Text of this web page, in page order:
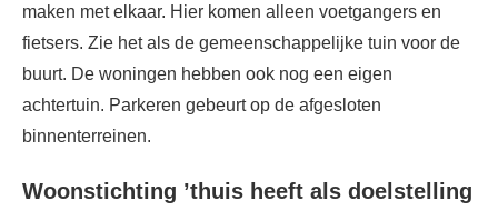
maken met elkaar. Hier komen alleen voetgangers en
fietsers. Zie het als de gemeenschappelijke tuin voor de
buurt. De woningen hebben ook nog een eigen
achtertuin. Parkeren gebeurt op de afgesloten
binnenterreinen.
Woonstichting ’thuis heeft als doelstelling